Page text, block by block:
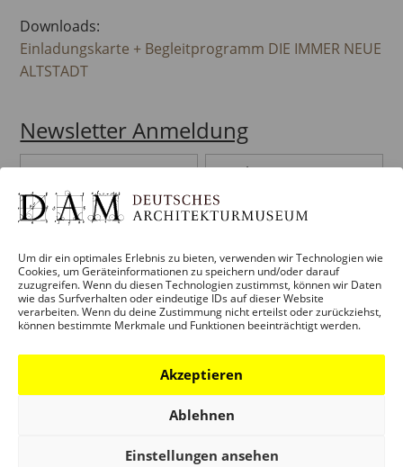
Um dir ein optimales Erlebnis zu bieten, verwenden wir Technologien wie
Cookies, um Geräteinformationen zu speichern und/oder darauf
zuzugreifen. Wenn du diesen Technologien zustimmst, können wir Daten
wie das Surfverhalten oder eindeutige IDs auf dieser Website
verarbeiten. Wenn du deine Zustimmung nicht erteilst oder zurückziehst,
können bestimmte Merkmale und Funktionen beeinträchtigt werden.
Akzeptieren
Ablehnen
Einstellungen ansehen
Downloads:
Einladungskarte + Begleitprogramm DIE IMMER NEUE
ALTSTADT
Newsletter Anmeldung
Vorname Nachname
Email Adresse
DAM NEWSLETTER
DAM NEWSLETTER VERMITTLUNG
Ich habe die Datenschutzbestimmungen gelesen,
und stimme diesen zu!